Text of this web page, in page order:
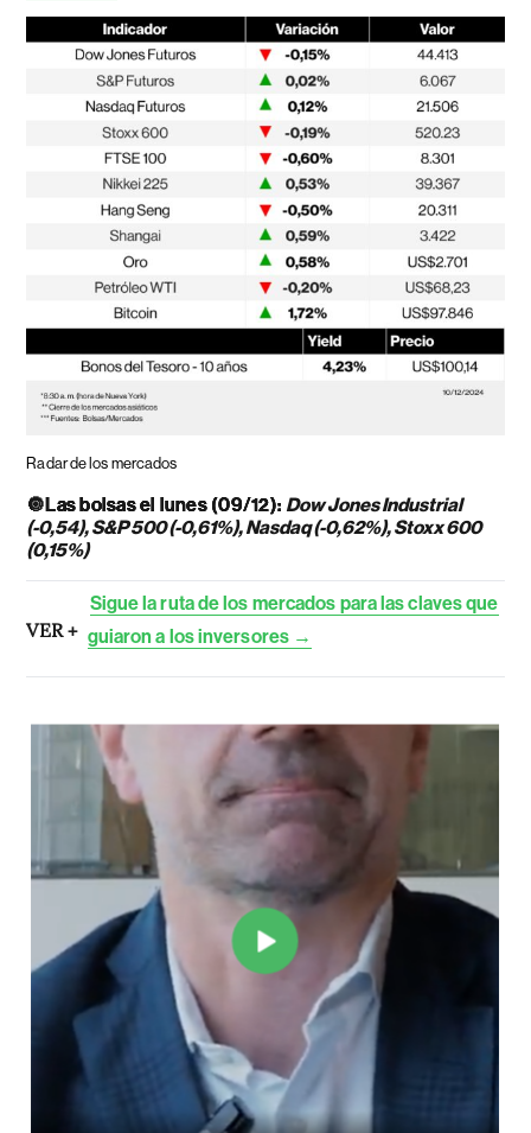
Radar de los mercados
🔘Las bolsas el lunes (09/12): Dow Jones Industrial
(-0,54), S&P 500 (-0,61%), Nasdaq (-0,62%), Stoxx 600
(0,15%)
VER +
Sigue la ruta de los mercados para las claves que
guiaron a los inversores →